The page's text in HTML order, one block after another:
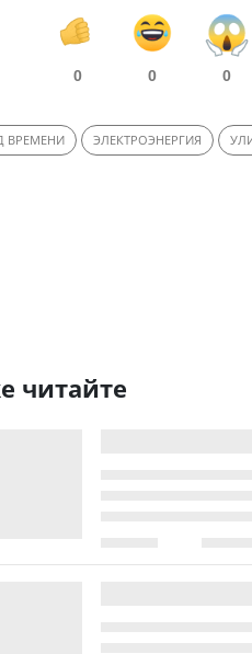
0 0 0
ВРЕМЕНИ ЭЛЕКТРОЭНЕРГИЯ
читайте